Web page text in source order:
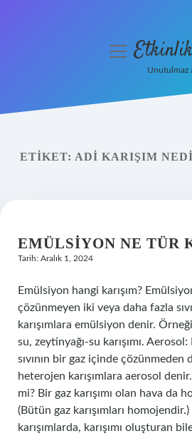
Yasal Uyarı
menüyü
Unutulmaz
ETIKET: ADI KARIŞIM
EMÜLSIYON NE TÜR
Tarih: Aralık 1, 2024
Emülsiyon hangi karışım?
çözünmeyen iki veya daha fazla
karışımlara emülsiyon denir.
su, zeytinyağı-su karışımı. Aerosol:
sıvının bir gaz içinde çözünmeden
heterojen karışımlara aerosol
mi? Bir gaz karışımı olan hava da
(Bütün gaz karışımları
karışımlarda, karışımı oluşturan